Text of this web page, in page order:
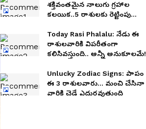
శక్తివంతమైన నాలుగు గ్రహాల
కలయిక..5 రాశులకు రెట్టింపు
Today Rasi Phalalu: నేడు ఈ
రాశులవారికి విపరీతంగా
కలిసివస్తుంది.. అన్నీ అనుకూలమే!
Unlucky Zodiac Signs: పాపం
ఈ 3 రాశులవారు... మంచి చేసినా
వారికి చెడే ఎదురవుతుంది